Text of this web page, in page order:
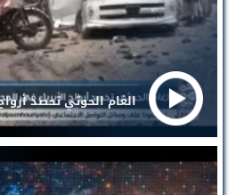
الغام الحوثي تحصد